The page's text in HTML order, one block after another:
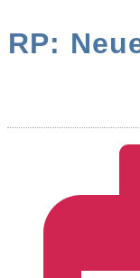
RP: